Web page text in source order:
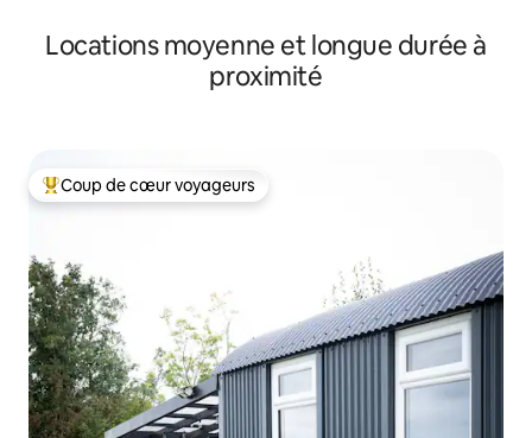
Locations moyenne et longue durée à
proximité
Coups de cœur voyageurs les plus appréciés
Coup de cœur voyageurs